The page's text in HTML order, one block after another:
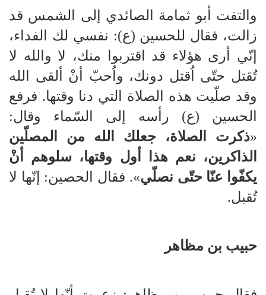
والتفت أبو ثمامة الصائدي إلى الشمس قد
زالت، فقال للحسين (ع): نفسي لك الفداء،
إنّي أرى هؤلاء قد اقتربوا منك، لا والله لا
تُقتل حتّى اُقتل دونك، واُحبّ أنْ ألقى الله
وقد صلّيت هذه الصلاة التي دنا وقتها. فرفع
الحسين (ع) رأسه إلى السّماء وقال:
«ذكرت الصلاة، جعلك الله من المصلّين
الذاكرين، نعم هذا أول وقتها، سلوهم أنْ
يكفّوا عنّا حتّى نصلّي». فقال الحصين: إنّها لا
تُقبل.
حبيب بن مظاهر